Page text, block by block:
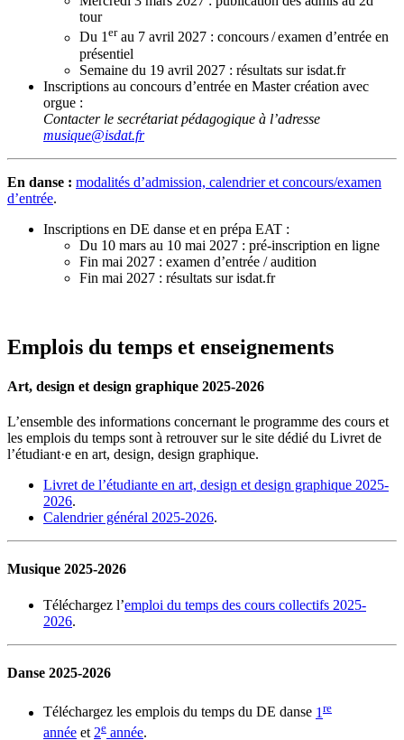
tour
Du 1erau 7 avril 2027 : concours / examen d’entrée en
présentiel
Semaine du 19 avril 2027 : résultats sur isdat.fr
Inscriptions au concours d’entrée en Master création avec
orgue :
Contacter le secrétariat pédagogique à l’adresse
musique@isdat.fr
En danse : modalités d’admission, calendrier et concours/examen
d’entrée.
Inscriptions en DE danse et en prépa EAT :
Du 10 mars au 10 mai 2027 : pré-inscription en ligne
Fin mai 2027 : examen d’entrée / audition
Fin mai 2027 : résultats sur isdat.fr
Emplois du temps et enseignements
Art, design et design graphique 2025-2026
L’ensemble des informations concernant le programme des cours et
les emplois du temps sont à retrouver sur le site dédié du Livret de
l’étudiant·e en art, design, design graphique.
Livret de l’étudiante en art, design et design graphique 2025-
2026.
Calendrier général 2025-2026.
Musique 2025-2026
Téléchargez l’emploi du temps des cours collectifs 2025-
2026.
Danse 2025-2026
Téléchargez les emplois du temps du DE danse 1 re
année et 2e année.